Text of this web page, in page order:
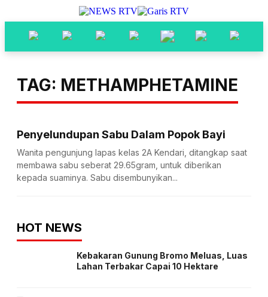
TAG: METHAMPHETAMINE
Penyelundupan Sabu Dalam Popok Bayi
Wanita pengunjung lapas kelas 2A Kendari, ditangkap saat
membawa sabu seberat 29.65gram, untuk diberikan
kepada suaminya. Sabu disembunyikan...
HOT NEWS
Kebakaran Gunung Bromo Meluas, Luas
Lahan Terbakar Capai 10 Hektare